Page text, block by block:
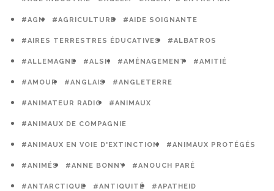
#AGN #AGRICULTURE #AIDE SOIGNANTE
#AIRES TERRESTRES ÉDUCATIVES #ALBATROS
#ALLEMAGNE #ALSH #AMÉNAGEMENT #AMITIÉ
#AMOUR #ANGLAIS #ANGLETERRE
#ANIMATEUR RADIO #ANIMAUX
#ANIMAUX DE COMPAGNIE
#ANIMAUX EN VOIE D'EXTINCTION #ANIMAUX PROTÉGÉS
#ANIMÉS #ANNE BONNY #ANOUCH PARÉ
#ANTARCTIQUE #ANTIQUITÉ #APATHEID